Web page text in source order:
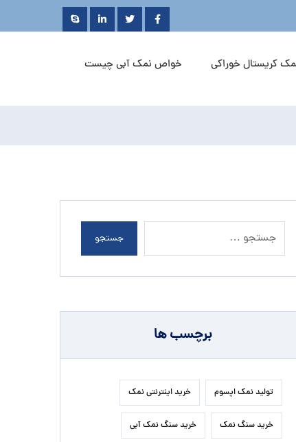
کریستال خوراکی خواص نمک آبی چیست
جستجو
برچسب ها
تولید نمک اپسوم خرید اینترنتی نمک
خرید سنگ نمک خرید سنگ نمک آبی